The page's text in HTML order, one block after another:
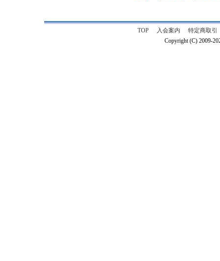
TOP 入会案内
特定商取引
Copyright (C) 2009-